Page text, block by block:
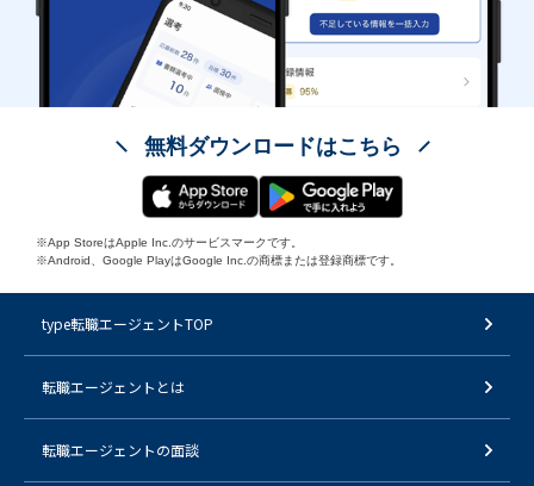
無料ダウンロードはこちら
※App StoreはApple Inc.のサービスマークです。
※Android、Google PlayはGoogle Inc.の商標または登録商標です。
type転職エージェントTOP
転職エージェントとは
転職エージェントの面談